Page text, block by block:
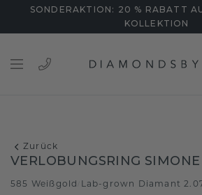
SONDERAKTION: 20 % RABATT
KOLLEKTION
Zurück
VERLOBUNGSRING SIMONE
585 Weißgold Lab-grown Diamant